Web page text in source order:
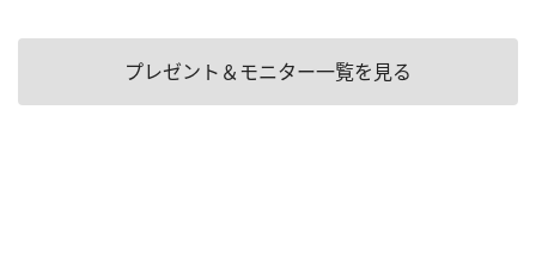
プレゼント＆モニター一覧を見る